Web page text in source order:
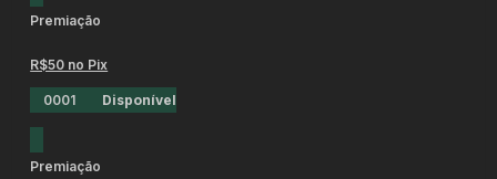
Premiação
R$50 no Pix
0001 Disponível
Premiação